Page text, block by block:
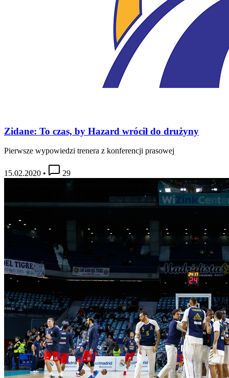
Zidane: To czas, by Hazard wrócił do drużyny
Pierwsze wypowiedzi trenera z konferencji prasowej
15.02.2020 • 29